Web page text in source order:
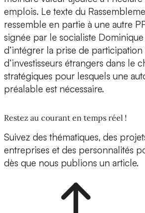
emplois. Le texte du
ressemble en partie à une autre
signée par le socialiste
d’intégrer la prise de participation
d’investisseurs étrangers dans le
stratégiques pour lesquels une
préalable est nécessaire.
Restez au courant en temps réel !
Suivez des thématiques, des
entreprises et des personnalités
dès que nous publions un article.